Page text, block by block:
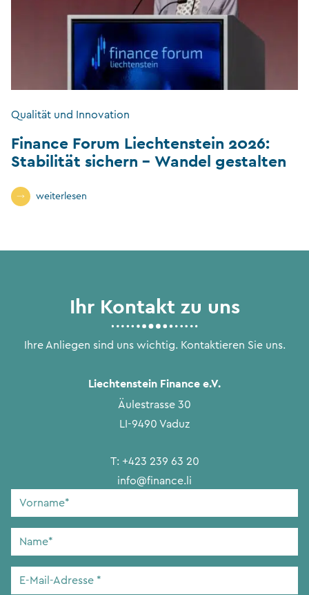
Qualität und Innovation
Finance Forum Liechtenstein 2026:
Stabilität sichern – Wandel gestalten
weiterlesen
Ihr Kontakt zu uns
Ihre Anliegen sind uns wichtig. Kontaktieren Sie uns.
Liechtenstein Finance e.V.
Äulestrasse 30
LI-9490 Vaduz
T: +423 239 63 20
info@finance.li
Vorname
Name
E-